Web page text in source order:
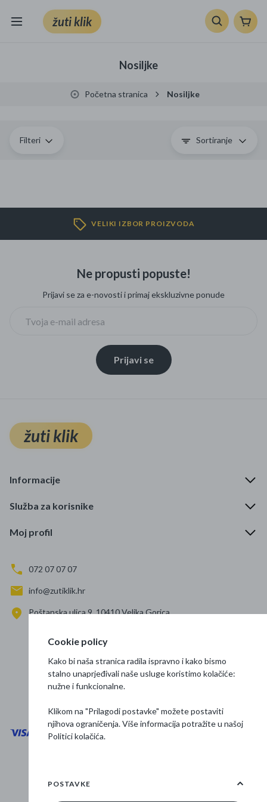
žuti klik
TV, audio i foto
Sport i slobodno vrijeme
Čišćenje zaliha
Kišobrani akcija
Ograničena cijena
Najpopularniji proizvodi
Roba s greškom
Nosiljke
Početna stranica Nosiljke
Filteri Sortiranje
VELIKI IZBOR PROIZVODA
Ne propusti popuste!
Prijavi se za e-novosti i primaj ekskluzivne ponude
Prijavi se
žuti klik
Informacije
Služba za korisnike
Moj profil
072 07 07 07
info@zutiklik.hr
Poštanska ulica 9, 10410 Velika Gorica
Prati nas
Osnovne informacije
Cookie policy
Kako bi naša stranica radila ispravno i kako bismo
stalno unaprjeđivali naše usluge koristimo kolačiće:
nužne i funkcionalne.
Klikom na "Prilagodi postavke" možete postaviti
njihova ograničenja. Više informacija potražite u našoj
Politici kolačića.
POSTAVKE